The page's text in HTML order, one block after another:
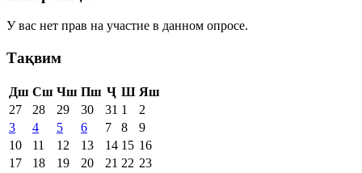
У вас нет прав на участие в данном опросе.
Тақвим
Дш Сш Чш Пш Ҷ Ш Яш
27
28 29 30 31 1
2
3
4 5 6 7 8
9
10
11 12 13 14 15 16
17
18 19 20 21 22 23